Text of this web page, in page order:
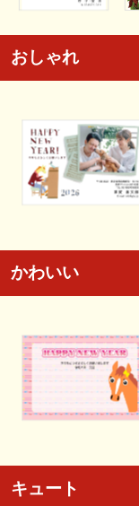
おしゃれ
かわいい
キュート